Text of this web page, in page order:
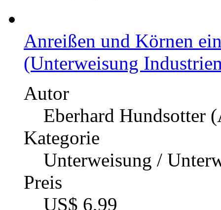
Anreißen und Körnen
(Unterweisung
Autor
Eberhard Hundsotter
Kategorie
Unterweisung /
Preis
US$ 6,99